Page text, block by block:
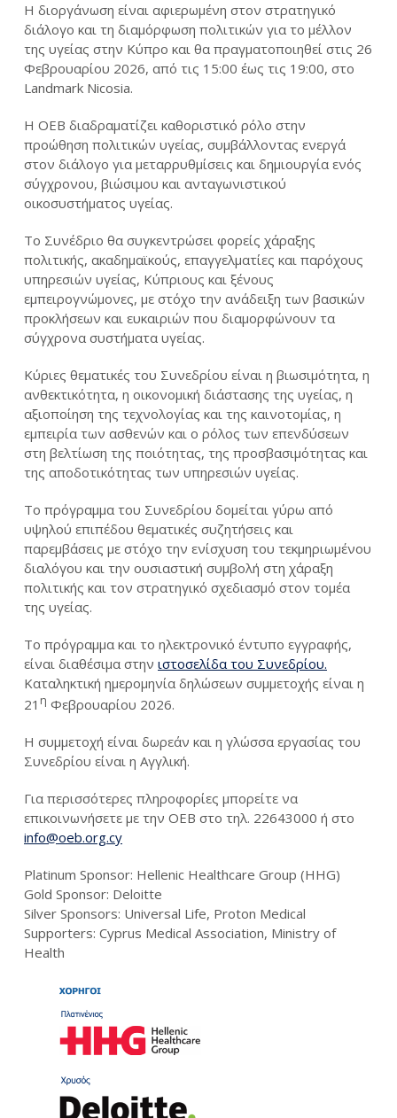
Η διοργάνωση είναι αφιερωμένη στον στρατηγικό
διάλογο και τη διαμόρφωση πολιτικών για το μέλλον
της υγείας στην Κύπρο και θα πραγματοποιηθεί στις 26
Φεβρουαρίου 2026, από τις 15:00 έως τις 19:00, στο
Landmark Nicosia.
Η ΟΕΒ διαδραματίζει καθοριστικό ρόλο στην
προώθηση πολιτικών υγείας, συμβάλλοντας ενεργά
στον διάλογο για μεταρρυθμίσεις και δημιουργία ενός
σύγχρονου, βιώσιμου και ανταγωνιστικού
οικοσυστήματος υγείας.
Το Συνέδριο θα συγκεντρώσει φορείς χάραξης
πολιτικής, ακαδημαϊκούς, επαγγελματίες και παρόχους
υπηρεσιών υγείας, Κύπριους και ξένους
εμπειρογνώμονες, με στόχο την ανάδειξη των βασικών
προκλήσεων και ευκαιριών που διαμορφώνουν τα
σύγχρονα συστήματα υγείας.
Κύριες θεματικές του Συνεδρίου είναι η βιωσιμότητα, η
ανθεκτικότητα, η οικονομική διάστασης της υγείας, η
αξιοποίηση της τεχνολογίας και της καινοτομίας, η
εμπειρία των ασθενών και ο ρόλος των επενδύσεων
στη βελτίωση της ποιότητας, της προσβασιμότητας και
της αποδοτικότητας των υπηρεσιών υγείας.
Το πρόγραμμα του Συνεδρίου δομείται γύρω από
υψηλού επιπέδου θεματικές συζητήσεις και
παρεμβάσεις με στόχο την ενίσχυση του τεκμηριωμένου
διαλόγου και την ουσιαστική συμβολή στη χάραξη
πολιτικής και τον στρατηγικό σχεδιασμό στον τομέα
της υγείας.
Το πρόγραμμα και το ηλεκτρονικό έντυπο εγγραφής,
είναι διαθέσιμα στην ιστοσελίδα του Συνεδρίου.
Καταληκτική ημερομηνία δηλώσεων συμμετοχής είναι η
21 η Φεβρουαρίου 2026.
Η συμμετοχή είναι δωρεάν και η γλώσσα εργασίας του
Συνεδρίου είναι η Αγγλική.
Για περισσότερες πληροφορίες μπορείτε να
επικοινωνήσετε με την ΟΕΒ στο τηλ. 22643000 ή στο
info@oeb.org.cy
Platinum Sponsor: Hellenic Healthcare Group (HHG)
Gold Sponsor: Deloitte
Silver Sponsors: Universal Life, Proton Medical
Supporters: Cyprus Medical Association, Ministry of
Health